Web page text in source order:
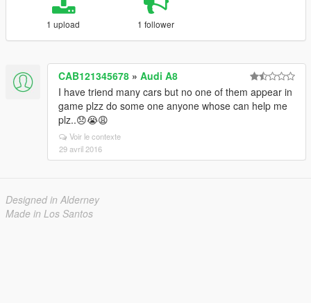
1 upload 1 follower
CAB121345678 » Audi A8
I have triend many cars but no one of them appear in
game plzz do some one anyone whose can help me
plz..😞😭😩
Voir le contexte
29 avril 2016
Designed in Alderney
Made in Los Santos